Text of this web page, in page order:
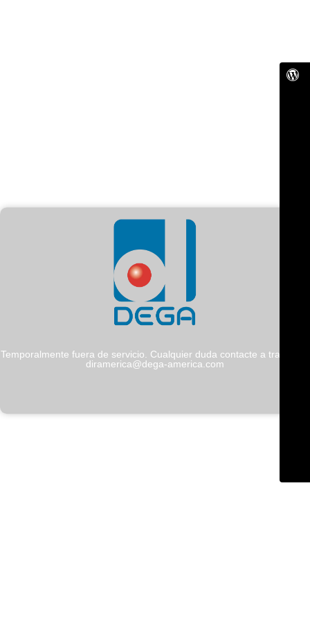
Temporalmente fuera de servicio. Cualquier duda contacte a través de
diramerica@dega-america.com